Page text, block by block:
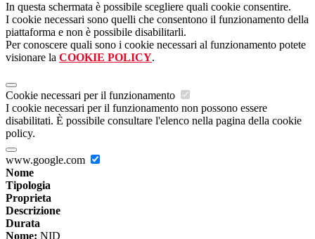
In questa schermata è possibile scegliere quali cookie consentire.
I cookie necessari sono quelli che consentono il funzionamento della
piattaforma e non è possibile disabilitarli.
Per conoscere quali sono i cookie necessari al funzionamento potete
visionare la COOKIE POLICY.
Cookie necessari per il funzionamento
I cookie necessari per il funzionamento non possono essere
disabilitati. È possibile consultare l'elenco nella pagina della cookie
policy.
www.google.com
Nome
Tipologia
Proprieta
Descrizione
Durata
Nome: NID